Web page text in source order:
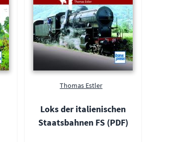
Thomas Estler
Loks der italienischen
Staatsbahnen FS (PDF)